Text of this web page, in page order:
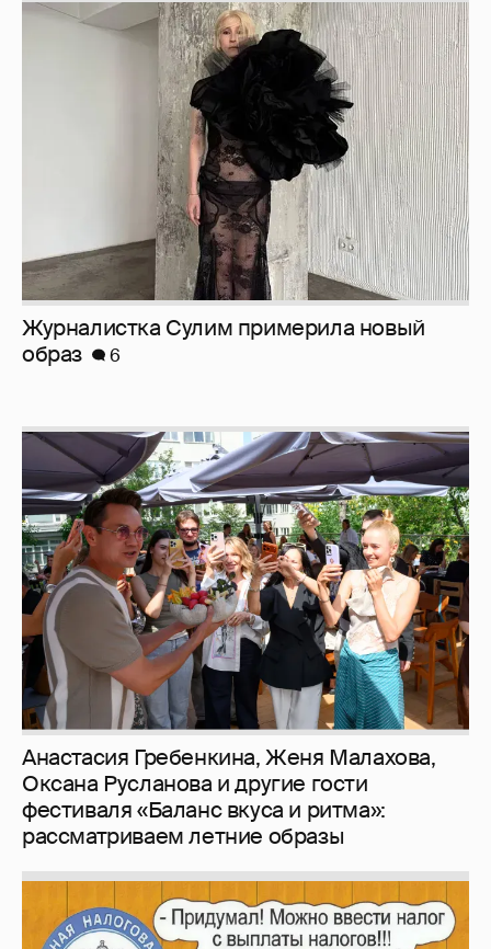
Журналистка Сулим примерила новый
образ
6
Анастасия Гребенкина, Женя Малахова,
Оксана Русланова и другие гости
фестиваля «Баланс вкуса и ритма»:
рассматриваем летние образы